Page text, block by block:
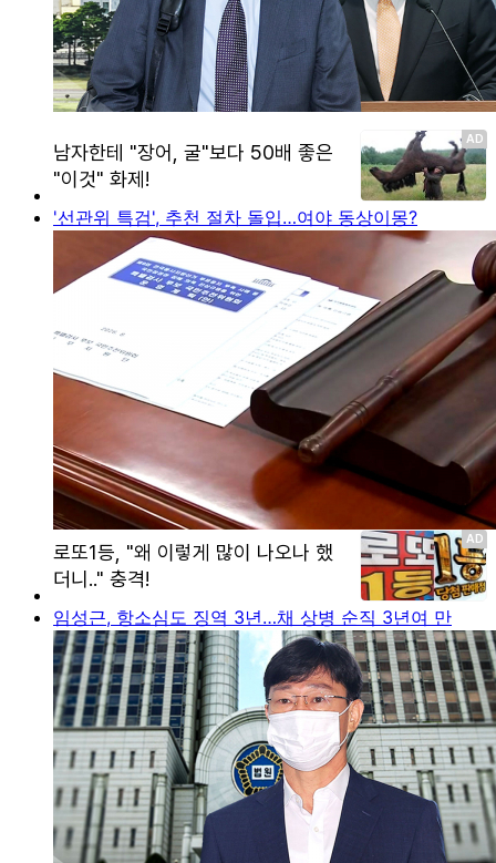
'선관위 특검', 추천 절차 돌입…여야 동상이몽?
임성근, 항소심도 징역 3년…채 상병 순직 3년여 만